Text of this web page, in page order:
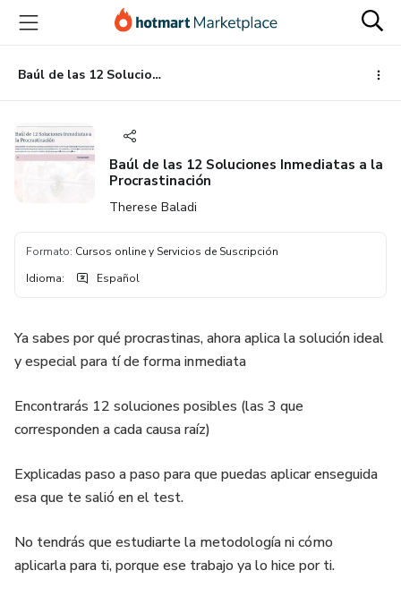
principal
página
de
página
Baúl de las 12 Soluciones Inmediatas a la Procrastinación
Baúl de las 12 Soluciones Inmediatas a la
Procrastinación
Therese Baladi
Formato: Cursos online y Servicios de Suscripción
Idioma: Español
Ya sabes por qué procrastinas, ahora aplica la solución ideal
y especial para tí de forma inmediata
Encontrarás 12 soluciones posibles (las 3 que
corresponden a cada causa raíz)
Explicadas paso a paso para que puedas aplicar enseguida
esa que te salió en el test.
No tendrás que estudiarte la metodología ni cómo
aplicarla para ti, porque ese trabajo ya lo hice por ti.